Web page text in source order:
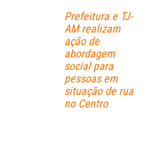
Prefeitura e TJ-
AM realizam
ação de
abordagem
social para
pessoas em
situação de rua
no Centro